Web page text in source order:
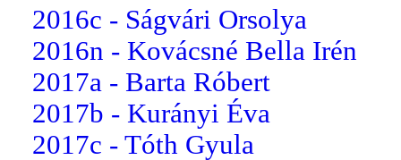
2016c - Ságvári Orsolya
2016n - Kovácsné Bella Irén
2017a - Barta Róbert
2017b - Kurányi Éva
2017c - Tóth Gyula